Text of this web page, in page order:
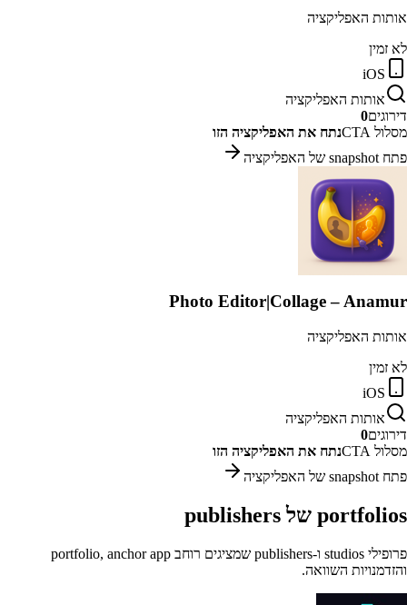
אותות האפליקציה
לא זמין
iOS
אותות האפליקציה
דירוגים0
מסלול CTA
נתח את האפליקציה הזו
פתח snapshot של האפליקציה
Photo Editor|Collage – Anamur
אותות האפליקציה
לא זמין
iOS
אותות האפליקציה
דירוגים0
מסלול CTA
נתח את האפליקציה הזו
פתח snapshot של האפליקציה
portfolios של publishers
פרופילי studios ו-publishers שמציגים רוחב portfolio, anchor app
והזדמנויות השוואה.